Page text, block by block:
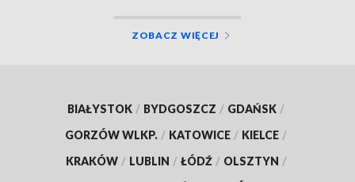
ZOBACZ WIĘCEJ
BIAŁYSTOK / BYDGOSZCZ / GDAŃSK /
GORZÓW WLKP. / KATOWICE / KIELCE /
KRAKÓW / LUBLIN / ŁÓDŹ / OLSZTYN /